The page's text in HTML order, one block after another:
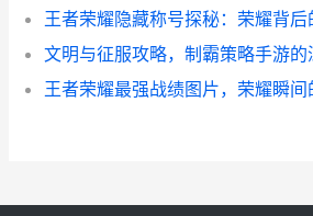
王者荣耀隐藏称号探秘：荣耀背
文明与征服攻略，制霸策略手游的